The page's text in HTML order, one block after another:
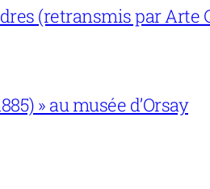
(retransmis par Arte
» au musée d’Orsay